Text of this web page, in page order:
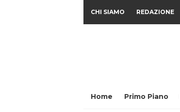
CHI SIAMO REDAZIONE
Home Primo Piano